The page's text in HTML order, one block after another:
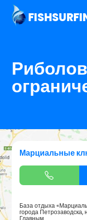
Марциальные
База отдыха
города Петрозаводска,
Главным